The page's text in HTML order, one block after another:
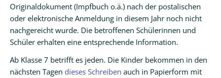
Originaldokument (Impfbuch o.ä.) nach der postalischen
oder elektronische Anmeldung in diesem Jahr noch nicht
nachgereicht wurde. Die betroffenen Schülerinnen und
Schüler erhalten eine entsprechende Information.
Ab Klasse 7 betrifft es jeden. Die Kinder bekommen in den
nächsten Tagen dieses Schreiben auch in Papierform mit